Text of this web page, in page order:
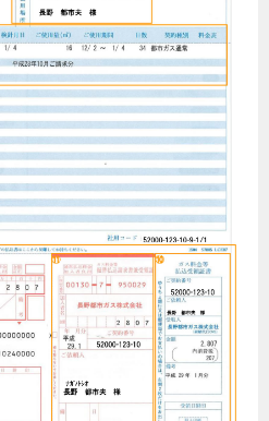
ターの比較